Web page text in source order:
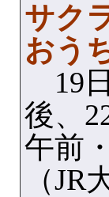
サク
おう
19
後、
午前
（